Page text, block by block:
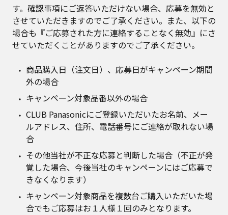
す。確認事項にご返答いただけない場合、応募を無効と
させていただきますのでご了承ください。また、以下の
場合も『ご応募された方に連絡することなく無効』にさ
せていただくことがありますのでご了承ください。
商品購入日（注文日）、応募日がキャンペーン期間
外の場合
キャンペーン対象品番以外の場合
CLUB Panasonicにご登録いただいたお名前、メー
ルアドレス、住所、電話番号にご連絡が取れない場
合
その他当社が不正な応募と判断した場合（不正が発
覚した場合、今後当社のキャンペーンにはご応募で
きなくなります）
キャンペーン対象商品を複数台ご購入いただいた場
合でもご応募はお１人様１回のみとなります。